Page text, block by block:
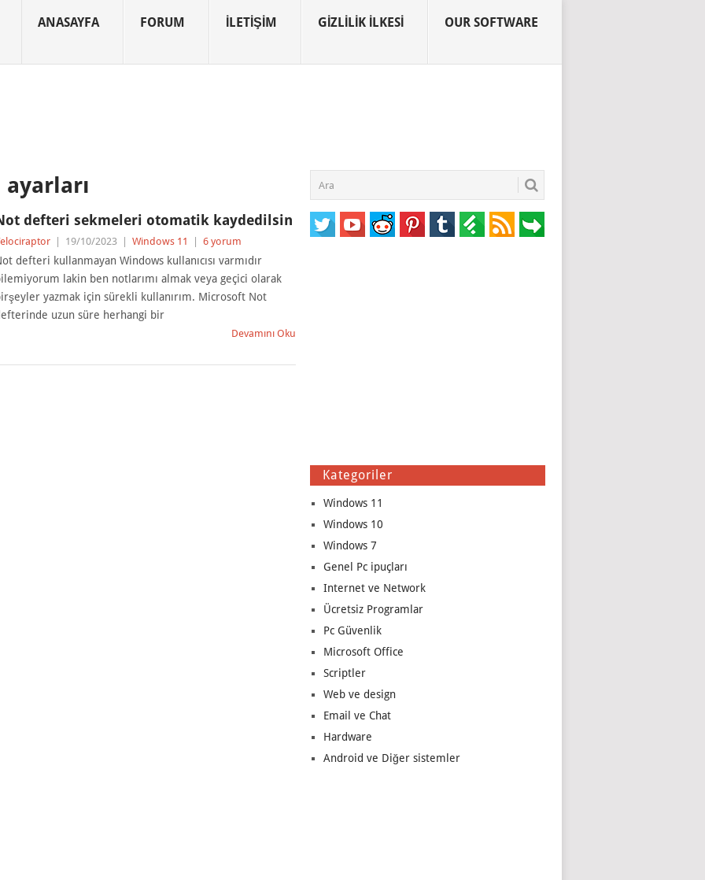
ANASAYFA FORUM İLETIŞIM GIZLILIK İLKESI OUR SOFTWARE
defteri sekmeleri otomatik kaydedilsin
19/10/2023 Windows 11 6 yorum
defteri kullanmayan Windows kullanıcısı varmıdır
lakin ben notlarımı almak veya geçici olarak
yazmak için sürekli kullanırım. Microsoft Not
uzun süre herhangi bir
Devamını Oku
Kategoriler
Windows 11
Windows 10
Windows 7
Genel Pc ipuçları
Internet ve Network
Ücretsiz Programlar
Pc Güvenlik
Microsoft Office
Scriptler
Web ve design
Email ve Chat
Hardware
Android ve Diğer sistemler